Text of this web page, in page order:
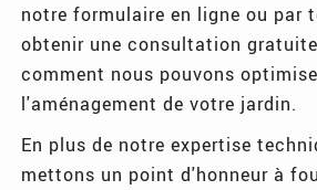
notre formulaire en ligne ou par
obtenir une consultation
comment nous pouvons
l'aménagement de votre jardin.
En plus de notre expertise
mettons un point d'honneur à